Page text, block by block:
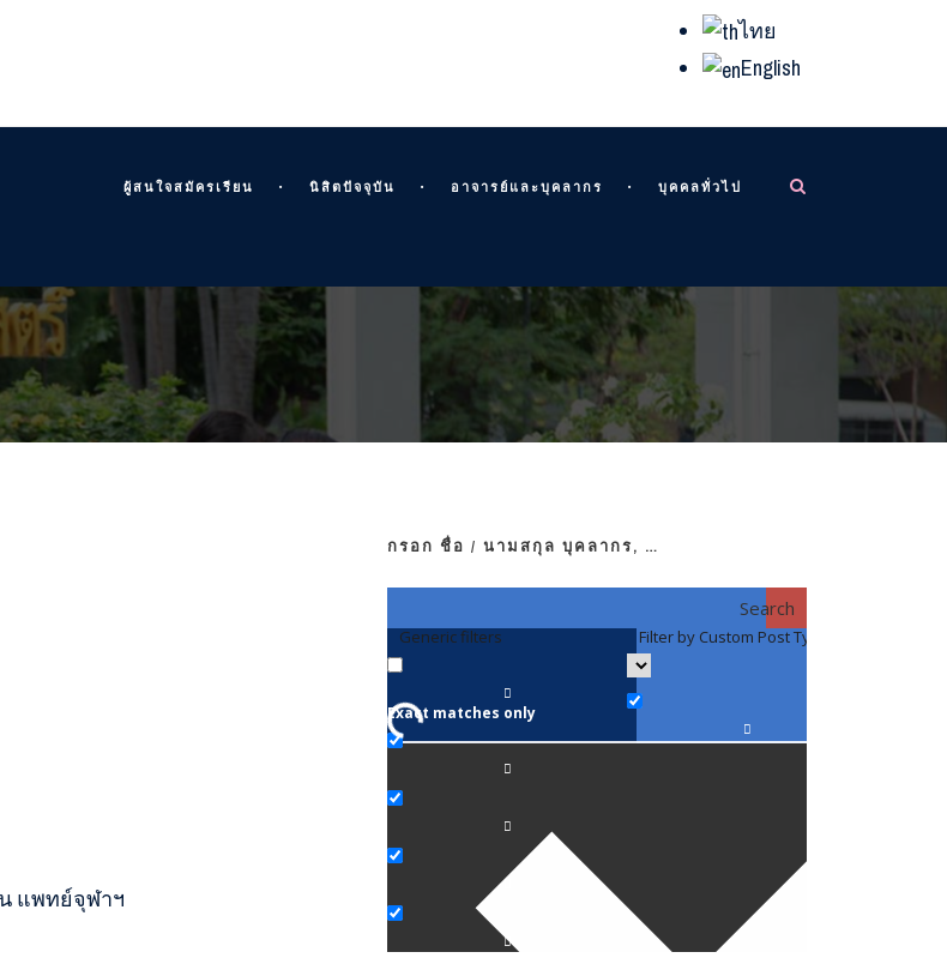
ไทย
English
ผู้สนใจสมัครเรียน นิสิตปัจจุบัน อาจารย์และบุคลากร บุคคลทั่วไป
แพทย์จุฬาฯ
กรอก ชื่อ / นามสกุล บุคลากร, …
Search
Generic filters
Exact matches only
Filter by Custom Post Type